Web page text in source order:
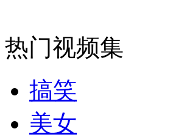
司机酒驾遇交警 急速倒车逃窜
热门视频集
搞笑
美女